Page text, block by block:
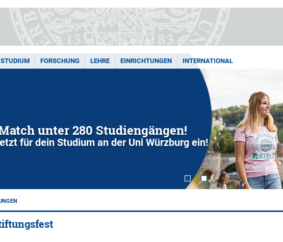
STUDIUM FORSCHUNG LEHRE EINRICHTUNGEN INTERNATIONAL
unter 280 Studiengängen!
für dein Studium an der Uni Würzburg ein!